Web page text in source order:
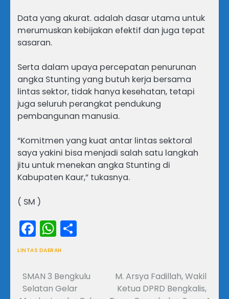
Data yang akurat. adalah dasar utama untuk
merumuskan kebijakan efektif dan juga tepat
sasaran.
Serta dalam upaya percepatan penurunan
angka Stunting yang butuh kerja bersama
lintas sektor, tidak hanya kesehatan, tetapi
juga seluruh perangkat pendukung
pembangunan manusia.
“Komitmen yang kuat antar lintas sektoral
saya yakini bisa menjadi salah satu langkah
jitu untuk menekan angka Stunting di
Kabupaten Kaur,” tukasnya.
( SM )
Facebook
WhatsApp
LINTAS DAERAH
Navigasi
SMAN 3 Bengkulu
Selatan Gelar
M. Arsya Fadillah, Wakil
Ketua DPRD Bengkalis,